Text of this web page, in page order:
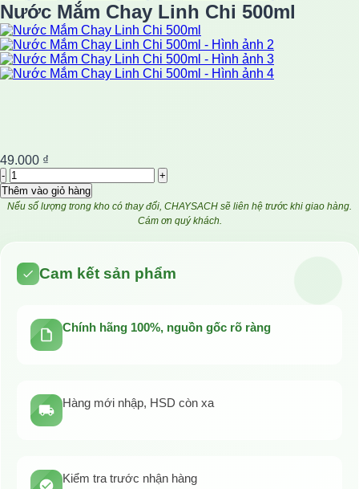
Nước Mắm Chay Linh Chi 500ml
49.000 ₫
Nước
Mắm
Chay
500ml
số
lượng
Thêm vào giỏ hàng
Nếu số lượng trong kho có thay đổi, CHAYSACH sẽ liên hệ trước khi giao hàng.
Cám ơn quý khách.
Cam kết sản phẩm
Chính hãng 100%, nguồn gốc rõ ràng
Hàng mới nhập, HSD còn xa
Kiểm tra trước nhận hàng